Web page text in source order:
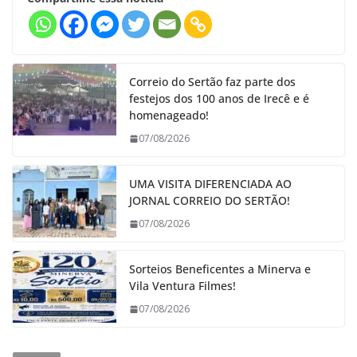
Correio do Sertão faz parte dos
festejos dos 100 anos de Irecê e é
homenageado!
07/08/2026
UMA VISITA DIFERENCIADA AO
JORNAL CORREIO DO SERTÃO!
07/08/2026
Sorteios Beneficentes a Minerva e
Vila Ventura Filmes!
07/08/2026